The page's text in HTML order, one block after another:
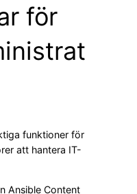
för
funktioner för
att hantera IT-
Ansible Content